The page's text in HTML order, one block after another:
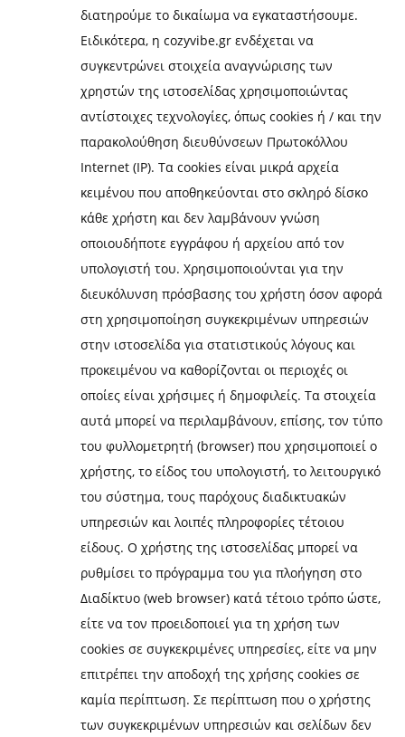
διατηρούμε το δικαίωμα να εγκαταστήσουμε.
Ειδικότερα, η cozyvibe.gr ενδέχεται να
συγκεντρώνει στοιχεία αναγνώρισης των
χρηστών της ιστοσελίδας χρησιμοποιώντας
αντίστοιχες τεχνολογίες, όπως cookies ή / και την
παρακολούθηση διευθύνσεων Πρωτοκόλλου
Internet (IP). Τα cookies είναι μικρά αρχεία
κειμένου που αποθηκεύονται στο σκληρό δίσκο
κάθε χρήστη και δεν λαμβάνουν γνώση
οποιουδήποτε εγγράφου ή αρχείου από τον
υπολογιστή του. Χρησιμοποιούνται για την
διευκόλυνση πρόσβασης του χρήστη όσον αφορά
στη χρησιμοποίηση συγκεκριμένων υπηρεσιών
στην ιστοσελίδα για στατιστικούς λόγους και
προκειμένου να καθορίζονται οι περιοχές οι
οποίες είναι χρήσιμες ή δημοφιλείς. Τα στοιχεία
αυτά μπορεί να περιλαμβάνουν, επίσης, τον τύπο
του φυλλομετρητή (browser) που χρησιμοποιεί ο
χρήστης, το είδος του υπολογιστή, το λειτουργικό
του σύστημα, τους παρόχους διαδικτυακών
υπηρεσιών και λοιπές πληροφορίες τέτοιου
είδους. Ο χρήστης της ιστοσελίδας μπορεί να
ρυθμίσει το πρόγραμμα του για πλοήγηση στο
Διαδίκτυο (web browser) κατά τέτοιο τρόπο ώστε,
είτε να τον προειδοποιεί για τη χρήση των
cookies σε συγκεκριμένες υπηρεσίες, είτε να μην
επιτρέπει την αποδοχή της χρήσης cookies σε
καμία περίπτωση. Σε περίπτωση που ο χρήστης
των συγκεκριμένων υπηρεσιών και σελίδων δεν